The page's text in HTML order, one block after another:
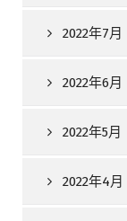
2022年7月
2022年6月
2022年5月
2022年4月